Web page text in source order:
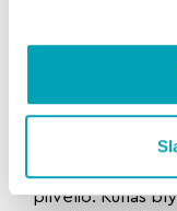
viršus ryškiai
lygus. Žymėtieji
slepiasi po
pilvelio. Kūnas